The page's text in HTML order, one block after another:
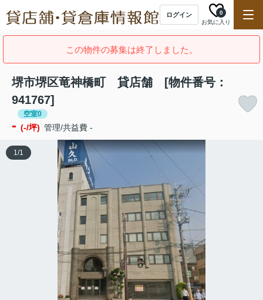
ログイン
お気に入り
0
この物件の募集は終了しました。
堺市堺区竜神橋町 貸店舗 [物件番号：
941767]
空室0
- (-/坪) 管理/共益費 -
1/1